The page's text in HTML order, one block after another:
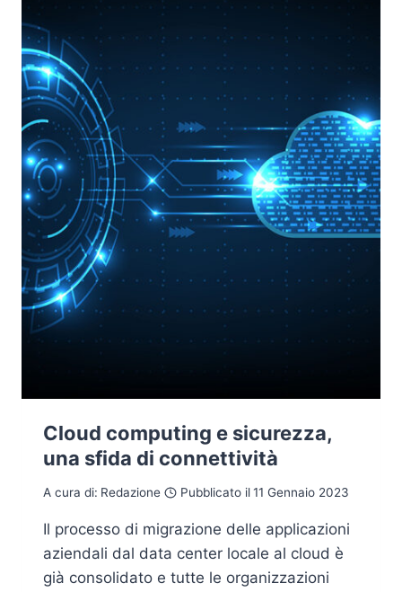
SICUREZZA
TEMPO
REALE
Cloud computing e sicurezza,
una sfida di connettività
A cura di: Redazione Pubblicato il11 Gennaio 2023
Il processo di migrazione delle applicazioni
aziendali dal data center locale al cloud è
già consolidato e tutte le organizzazioni